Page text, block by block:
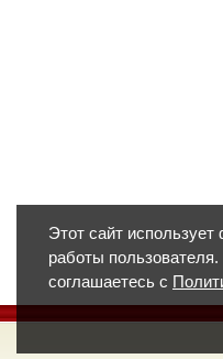
Этот сайт
работы
соглашаетесь с